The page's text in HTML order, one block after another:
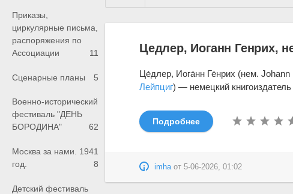
Приказы,
циркулярные письма,
распоряжения по
Ассоциации
11
Сценарные планы 5
Военно-исторический
фестиваль "ДЕНЬ
БОРОДИНА"
62
Москва за нами. 1941
год.
8
Детский фестиваль
www.imha.ru/» Материалы за
Цедлер, Иоганн Генрих,
Це́длер, Иога́нн Ге́нрих (нем.
Лейпциг) — немецкий книгоиздатель
Подробнее
imhaот5-06-2026, 01:02